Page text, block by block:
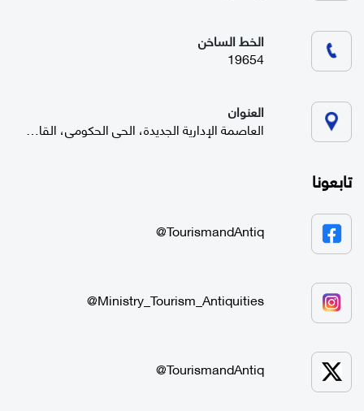
الخط الساخن
19654
العنوان
العاصمة الإدارية الجديدة، الحي الحكومي، القاهرة
تابعونا
TourismandAntiq@
Ministry_Tourism_Antiquities@
TourismandAntiq@